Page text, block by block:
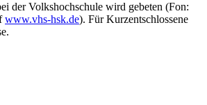
der Volkshochschule wird gebeten (Fon:
www.vhs-hsk.de). Für Kurzentschlossene